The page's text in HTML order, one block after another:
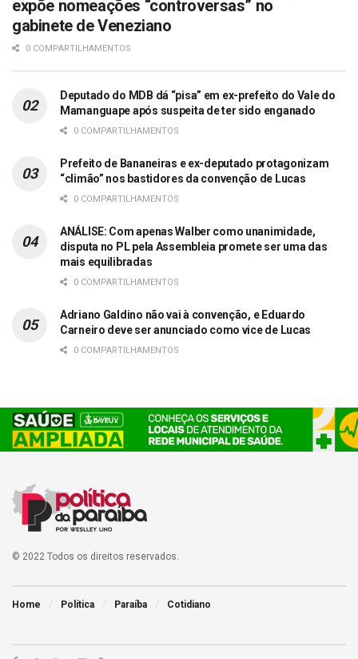
expõe nomeações “controversas” no
gabinete de Veneziano
0 COMPARTILHAMENTOS
Deputado do MDB dá “pisa” em ex-prefeito do Vale do
Mamanguape após suspeita de ter sido enganado
0 COMPARTILHAMENTOS
Prefeito de Bananeiras e ex-deputado protagonizam
“climão” nos bastidores da convenção de Lucas
0 COMPARTILHAMENTOS
ANÁLISE: Com apenas Walber como unanimidade,
disputa no PL pela Assembleia promete ser uma das
mais equilibradas
0 COMPARTILHAMENTOS
Adriano Galdino não vai à convenção, e Eduardo
Carneiro deve ser anunciado como vice de Lucas
0 COMPARTILHAMENTOS
© 2022 Todos os direitos reservados.
Home Política Paraíba Cotidiano